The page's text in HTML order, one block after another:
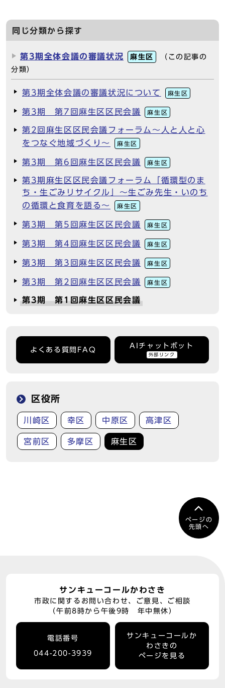
同じ分類から探す
第3期全体会議の審議状況 麻生区
（この記事の
分類）
第3期全体会議の審議状況について 麻生区
第3期 第7回麻生区区民会議 麻生区
第2回麻生区区民会議フォーラム～人と人と心
をつなぐ地域づくり～
麻生区
第3期 第6回麻生区区民会議 麻生区
第3期麻生区区民会議フォーラム「循環型のま
ち・生ごみリサイクル」～生ごみ先生・いのち
の循環と食育を語る～
麻生区
第3期 第5回麻生区区民会議 麻生区
第3期 第4回麻生区区民会議 麻生区
第3期 第3回麻生区区民会議 麻生区
第3期 第2回麻生区区民会議 麻生区
第3期 第1回麻生区区民会議
よくある質問FAQ
AIチャットボット
外部リンク
区役所
川崎区 幸区 中原区 高津区
宮前区 多摩区 麻生区
ページの
先頭へ
サンキューコールかわさき
市政に関するお問い合わせ、ご意見、ご相談
（午前8時から午後9時 年中無休）
電話番号
044-200-3939
サンキューコールか
わさきの
ページを見る